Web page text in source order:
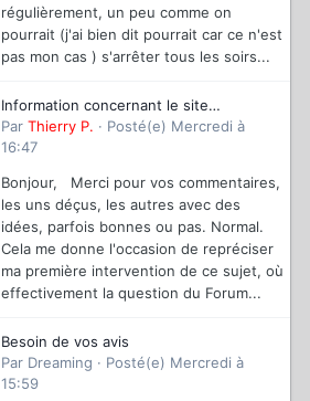
régulièrement, un peu comme on
pourrait (j'ai bien dit pourrait car ce n'est
pas mon cas ) s'arrêter tous les soirs...
Information concernant le site
magazinevideo
Par Thierry P. · Posté(e) Mercredi à
16:47
Bonjour, Merci pour vos commentaires,
les uns déçus, les autres avec des
idées, parfois bonnes ou pas. Normal.
Cela me donne l'occasion de repréciser
ma première intervention de ce sujet, où
effectivement la question du Forum...
Besoin de vos avis
Par Dreaming · Posté(e) Mercredi à
15:59